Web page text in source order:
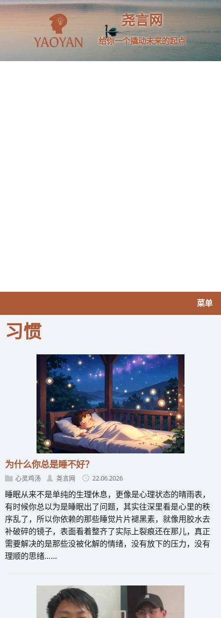
尧言网
给你一个撬动未来的起点
菜单
习惯
为什么你总是睡不好？
心灵鸡汤 尧言网 22.06.2026
睡眠从来不是单纯的生理休息，更像是心理状态的晴雨表，
有时候你总以为是睡眠出了问题，其实往深里看是心里的秩
序乱了，所以你依赖的那些睡觉片片褪黑素，就像用胶水去
补破碎的镜子，表面看着整齐了实际上裂痕还在那儿，真正
需要解决的是那些没被化解的情绪，没有放下的压力，没有
理顺的思绪……